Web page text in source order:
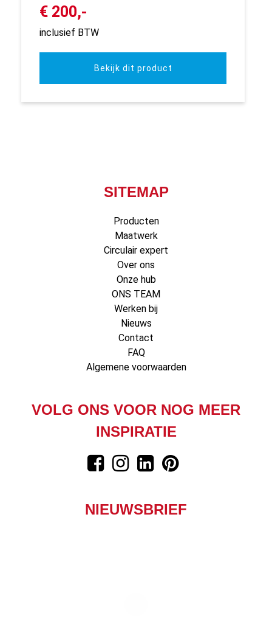
€ 200,-
inclusief BTW
Bekijk dit product
SITEMAP
Producten
Maatwerk
Circulair expert
Over ons
Onze hub
ONS TEAM
Werken bij
Nieuws
Contact
FAQ
Algemene voorwaarden
VOLG ONS VOOR NOG MEER
INSPIRATIE
NIEUWSBRIEF